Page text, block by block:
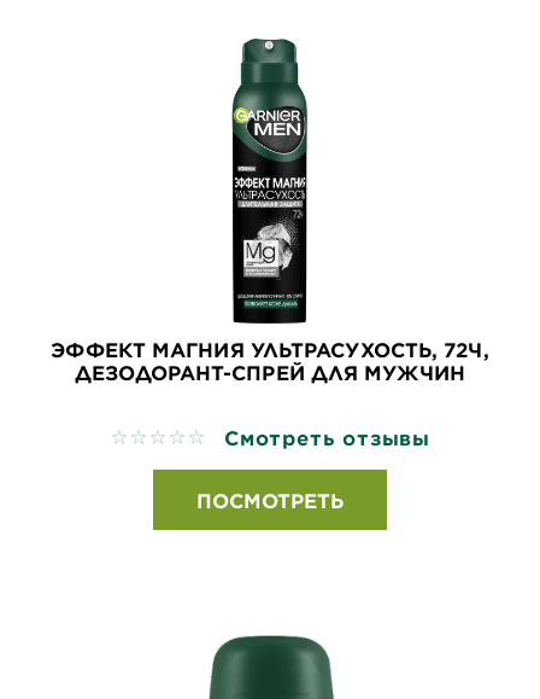
ЭФФЕКТ МАГНИЯ УЛЬТРАСУХОСТЬ, 72Ч,
ДЕЗОДОРАНТ-СПРЕЙ ДЛЯ МУЖЧИН
No reviews Смотреть отзывы
ПОСМОТРЕТЬ